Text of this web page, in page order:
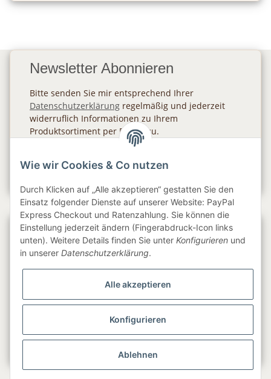
Newsletter Abonnieren
Bitte senden Sie mir entsprechend Ihrer
Datenschutzerklärung regelmäßig und jederzeit
widerruflich Informationen zu Ihrem
Produktsortiment per E-Mail zu.
Gesetzliche Informationen
Wie wir Cookies & Co nutzen
Durch Klicken auf „Alle akzeptieren“ gestatten Sie den
Einsatz folgender Dienste auf unserer Website: PayPal
Express Checkout und Ratenzahlung. Sie können die
Einstellung jederzeit ändern (Fingerabdruck-Icon links
unten). Weitere Details finden Sie unter Konfigurieren und
in unserer Datenschutzerklärung.
Alle akzeptieren
Konfigurieren
Ablehnen